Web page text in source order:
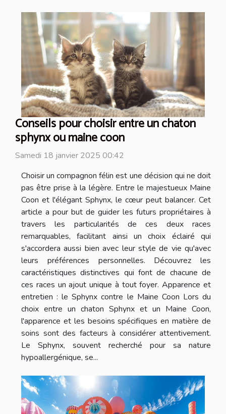
Conseils pour choisir entre un chaton
sphynx ou maine coon
Samedi 18 janvier 2025 00:42
Choisir un compagnon félin est une décision qui ne doit
pas être prise à la légère. Entre le majestueux Maine
Coon et l'élégant Sphynx, le cœur peut balancer. Cet
article a pour but de guider les futurs propriétaires à
travers les particularités de ces deux races
remarquables, facilitant ainsi un choix éclairé qui
s'accordera aussi bien avec leur style de vie qu'avec
leurs préférences personnelles. Découvrez les
caractéristiques distinctives qui font de chacune de
ces races un ajout unique à tout foyer. Apparence et
entretien : le Sphynx contre le Maine Coon Lors du
choix entre un chaton Sphynx et un Maine Coon,
l'apparence et les besoins spécifiques en matière de
soins sont des facteurs à considérer attentivement.
Le Sphynx, souvent recherché pour sa nature
hypoallergénique, se...